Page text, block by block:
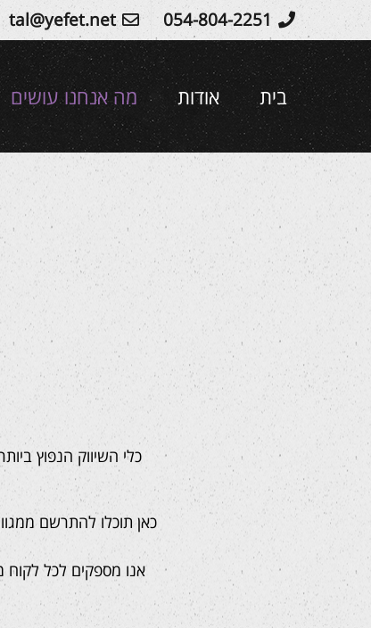
Skip
to
content
054-804-2251
tal@yefet.net
בית אודות מה אנחנו עושים
כלי השיווק הנפוץ
כאן תוכלו להתרשם
אנו מספקים לכל